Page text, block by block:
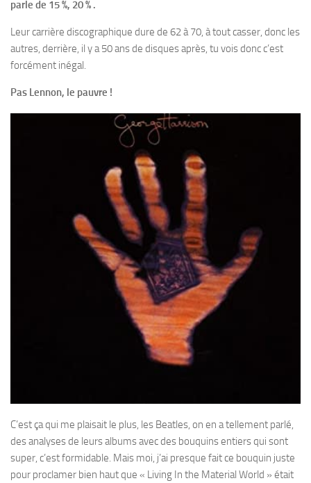
parle de 15 %, 20 % .
Leur carrière discographique dure de 62 à 70, à tout casser, donc les
autres, derrière, il y a 50 ans de disques après, tu vois donc c’est
forcément inégal.
Pas Lennon, le pauvre !
C’est ça qui me plaisait le plus, les Beatles, on en a tellement parlé,
des analyses de leurs albums avec des bouquins entiers qui sont
super, c’est formidable. Mais moi, j’ai presque fait ce bouquin juste
pour proclamer bien haut que « Living In the Material World » était